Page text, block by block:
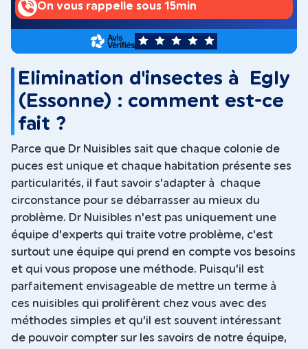
On vous rappelle sous 15min
5
Elimination d'insectes à Egly
(Essonne) : comment est-ce
fait ?
Parce que Dr Nuisibles sait que chaque colonie de
puces est unique et chaque habitation présente ses
particularités, il faut savoir s'adapter à chaque
circonstance pour se débarrasser au mieux du
problème. Dr Nuisibles n'est pas uniquement une
équipe d'experts qui traite votre problème, c'est
surtout une équipe qui prend en compte vos besoins
et qui vous propose une méthode. Puisqu'il est
parfaitement envisageable de mettre un terme à
ces nuisibles qui prolifèrent chez vous avec des
méthodes simples et qu'il est souvent intéressant
de pouvoir compter sur les savoirs de notre équipe,